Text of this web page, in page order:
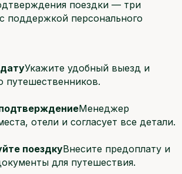
поездки — три
поддержкой персонального
Укажите удобный выезд и
путешественников.
Менеджер
отели и согласует все детали.
поездкуВнесите предоплату и
для путешествия.